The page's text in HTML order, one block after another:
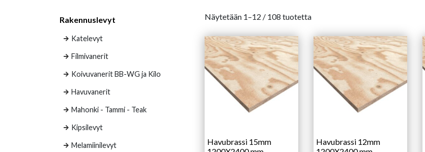
Rakennuslevyt
Katelevyt
Filmivanerit
Koivuvanerit BB-WG ja Kilo
Havuvanerit
Mahonki - Tammi - Teak
Kipsilevyt
Melamiinilevyt
Näytetään 1–12 / 108 tuotetta
Havubrassi 15mm
Havubrassi 12mm